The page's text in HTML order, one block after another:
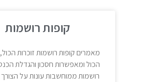
קופות רושמות
מאמרים קופות רושמות זוכרות
הכול ומאפשרות חסכון והגדלת
רושמות ממוחשבות עונות על